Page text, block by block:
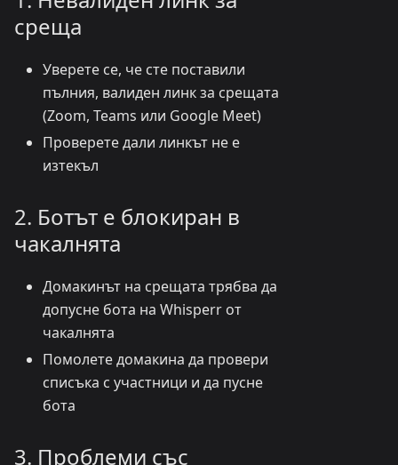
среща
Уверете се, че сте поставили
пълния, валиден линк за срещата
(Zoom, Teams или Google Meet)
Проверете дали линкът не е
изтекъл
2. Ботът е блокиран в
чакалнята
Домакинът на срещата трябва да
допусне бота на Whisperr от
чакалнята
Помолете домакина да провери
списъка с участници и да пусне
бота
3. Проблеми със